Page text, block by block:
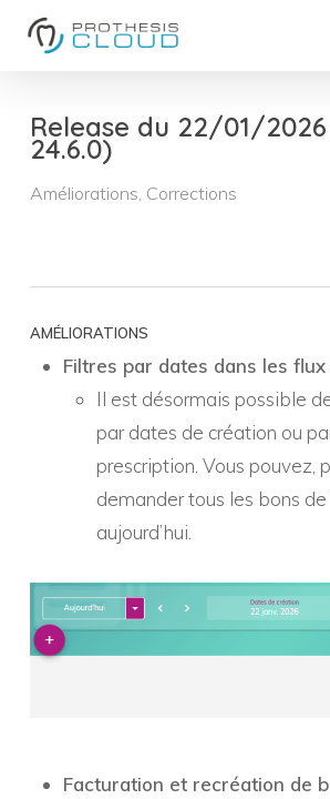
contentRelease du 22/01/
24.6.0)
Améliorations, Corrections
AMÉLIORATIONS
Filtres par dates dans les
Il est désormais possible
par dates de création ou
prescription. Vous pouvez,
demander tous les bons
aujourd’hui.
Facturation et recréation de